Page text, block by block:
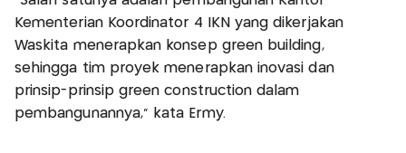
Kementerian Koordinator 4 IKN yang dikerjakan
Waskita menerapkan konsep green building,
sehingga tim proyek menerapkan inovasi dan
prinsip-prinsip green construction dalam
pembangunannya,” kata Ermy.